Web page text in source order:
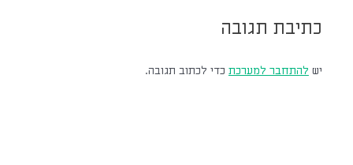
כתיבת תגובה
יש להתחבר למערכת כדי לכתוב תגובה.